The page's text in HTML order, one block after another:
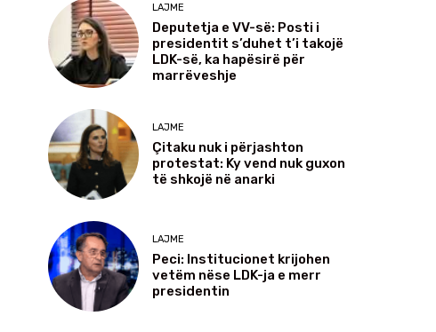
LAJME
Deputetja e VV-së: Posti i
presidentit s’duhet t’i takojë
LDK-së, ka hapësirë për
marrëveshje
LAJME
Çitaku nuk i përjashton
protestat: Ky vend nuk guxon
të shkojë në anarki
LAJME
Peci: Institucionet krijohen
vetëm nëse LDK-ja e merr
presidentin